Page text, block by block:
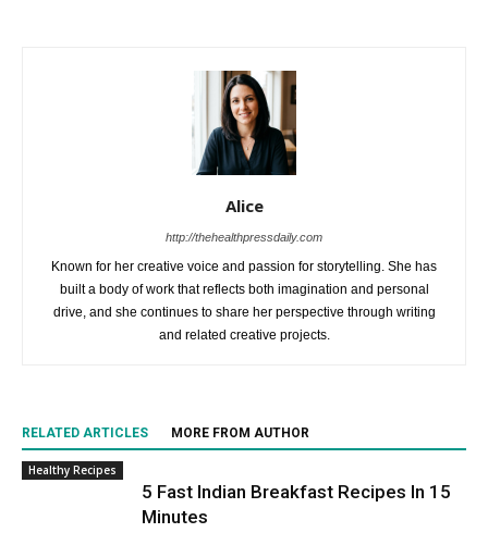
Alice
http://thehealthpressdaily.com
Known for her creative voice and passion for storytelling. She has
built a body of work that reflects both imagination and personal
drive, and she continues to share her perspective through writing
and related creative projects.
RELATED ARTICLES MORE FROM AUTHOR
Healthy Recipes
5 Fast Indian Breakfast Recipes In 15
Minutes